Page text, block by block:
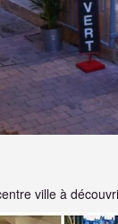
ville à